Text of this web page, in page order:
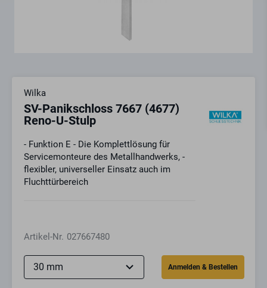
Wilka
SV-Panikschloss 7667 (4677)
Reno-U-Stulp
- Funktion E - Die Komplettlösung für
Servicemonteure des Metallhandwerks, -
flexibler, universeller Einsatz auch im
Fluchttürbereich
Artikel-Nr. 027667480